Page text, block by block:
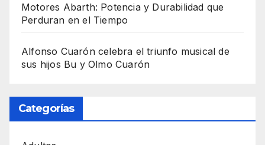
Motores Abarth: Potencia y Durabilidad que
Perduran en el Tiempo
Alfonso Cuarón celebra el triunfo musical de
sus hijos Bu y Olmo Cuarón
Categorías